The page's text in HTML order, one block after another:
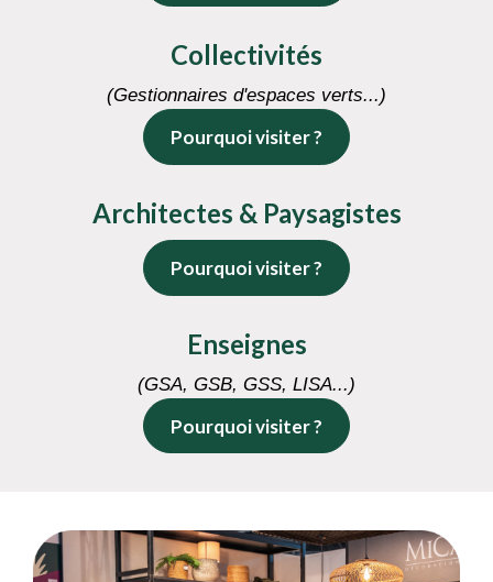
Collectivités
(Gestionnaires d'espaces verts...)
Pourquoi visiter ?
Architectes & Paysagistes
Pourquoi visiter ?
Enseignes
(GSA, GSB, GSS, LISA...)
Pourquoi visiter ?